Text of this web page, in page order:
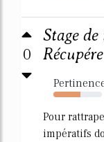
0
Stage
55%
Pour
impératifs